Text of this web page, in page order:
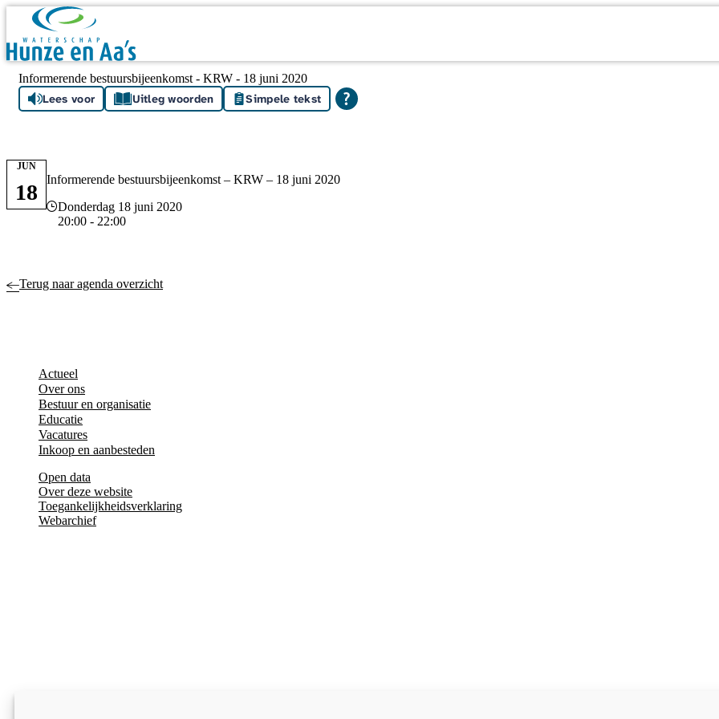
Skip navigation
Informerende bestuursbijeenkomst - KRW - 18 juni 2020
Lees voor Uitleg woorden Simpele tekst
Informerende bestuursbijeenkomst – KRW – 18 juni 2020
Datum en tijd
Donderdag 18 juni 2020
20:00 - 22:00
JUN
18
Terug naar agenda overzicht
Actueel
Over ons
Bestuur en organisatie
Educatie
Vacatures
Inkoop en aanbesteden
Open data
Over deze website
Toegankelijkheidsverklaring
Webarchief